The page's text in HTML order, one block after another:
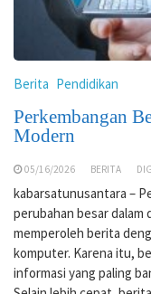
Berita Pendidikan
Perkembangan
Modern
05/16/2026 BERITA
kabarsatunusantara –
perubahan besar dalam
memperoleh berita
komputer. Karena itu,
informasi yang paling